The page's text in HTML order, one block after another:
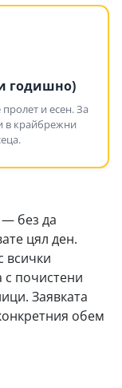
годишно)
и есен. За
в крайбрежни
без да
цял ден.
всички
с почистени
Заявката
обем